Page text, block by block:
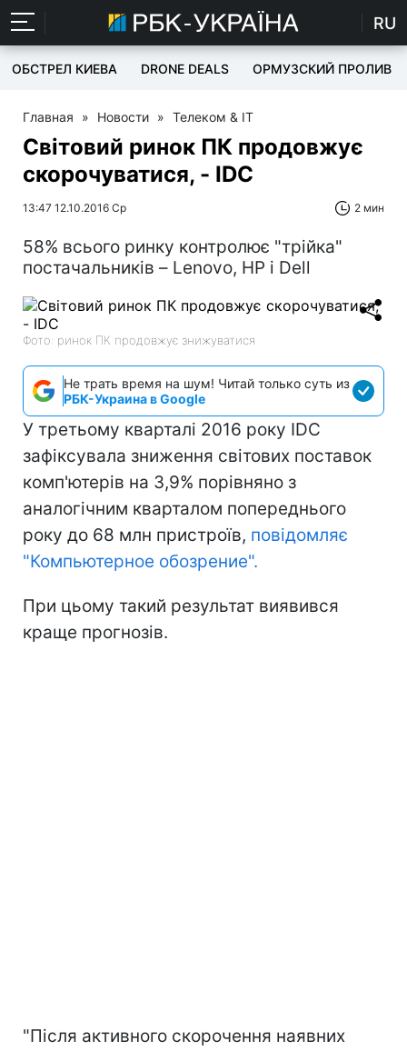
RU
ОБСТРЕЛ КИЕВА DRONE DEALS ОРМУЗСКИЙ ПРОЛИВ
Главная » Новости » Телеком & IT
Світовий ринок ПК продовжує
скорочуватися, - IDC
13:47 12.10.2016 Ср 2 мин
58% всього ринку контролює "трійка"
постачальників – Lenovo, HP і Dell
Фото: ринок ПК продовжує знижуватися
Не трать время на шум! Читай только суть из
РБК-Украина в Google
У третьому кварталі 2016 року IDC
зафіксувала зниження світових поставок
комп'ютерів на 3,9% порівняно з
аналогічним кварталом попереднього
року до 68 млн пристроїв, повідомляє
"Компьютерное обозрение".
При цьому такий результат виявився
краще прогнозів.
"Після активного скорочення наявних